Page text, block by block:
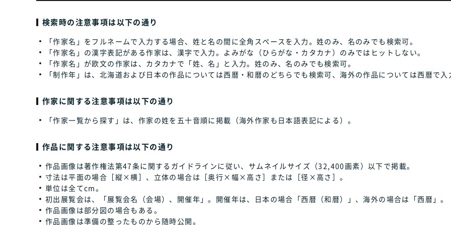
検索時の注意事項は以下の通り
「作家名」をフルネームで入力する場合、姓と名の間に全角スペースを入力。姓のみ、名のみでも検索可。
「作家名」の漢字表記がある作家は、漢字で入力。よみがな（ひらがな・カタカナ）のみではヒットしない。
「作家名」が欧文の作家は、カタカナで「姓、名」と入力。姓のみ、名のみでも検索可。
「制作年」は、北海道および日本の作品については西暦・和暦のどちらでも検索可、海外の作品については西暦で入
作家に関する注意事項は以下の通り
「作家一覧から探す」は、作家の姓を五十音順に掲載（海外作家も日本語表記による）。
作品に関する注意事項は以下の通り
作品画像は著作権法第47条に関するガイドラインに従い、サムネイルサイズ（32,400画素）以下で掲載。
寸法は平面の場合［縦×横］、立体の場合は［奥行×幅×高さ］または［径×高さ］。
単位は全てcm。
初出展覧会は、「展覧会名（会場）、開催年」。開催年は、日本の場合「西暦（和暦）」、海外の場合は「西暦」。
作品画像は部分図の場合もある。
作品画像は準備の整ったものから随時公開。